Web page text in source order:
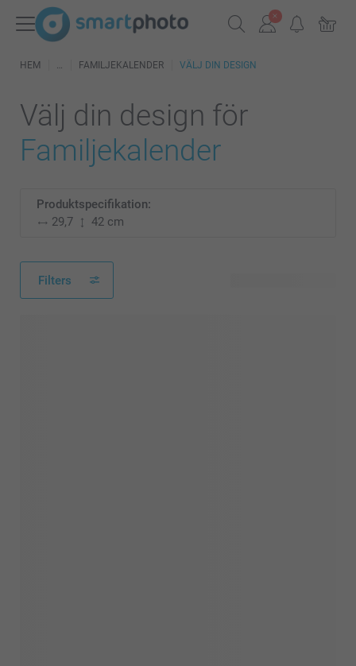
HEM FAMILJEKALENDER VÄLJ DIN DESIGN
Välj din design för
Familjekalender
Produktspecifikation:
29,7
42 cm
Filters